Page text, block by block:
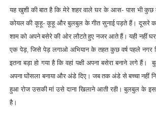
यह खुशी की बात है कि मेरे शहर वाले घर के आस- पास भी कुछ
कोयल की कूहू- कूहू और बुलबुल के गीत सुनाई पड़ते हैं। दूसरे कई
शाम को अपने बसेरे की ओर लौटते हुए नजर आते हैं। यही नहीं
एक पेड़, जिसे पेड़ लगाओ अभियान के तहत कुछ वर्ष पहले नगर
इतना बड़ा हो गया है कि वहां पक्षी अपना बसेरा बनाने लगे
अपना घोंसला बनाया और अंडे दिए। जब तक अंडे से बच्चा नहीं
हुआ रोज उसकी मां उसे दाना खिलाने आती रही। बुलबुल के इस
है।